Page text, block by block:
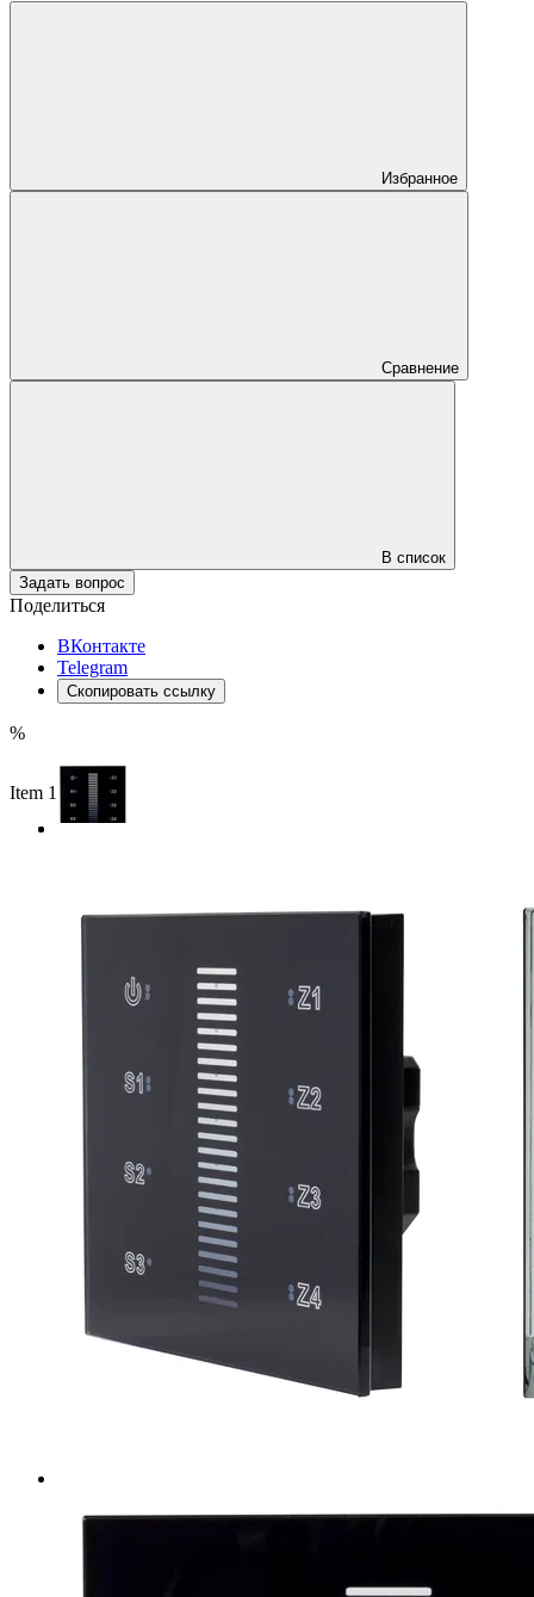
Избранное
Сравнение
В список
Задать вопрос
Поделиться
ВКонтакте
Telegram
Скопировать ссылку
%
Item 1 of 2